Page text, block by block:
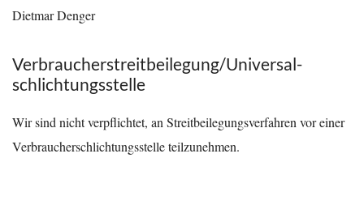
Dietmar Denger
Verbraucher­streit­beilegung/Universal­
schlichtungs­stelle
Wir sind nicht verpflichtet, an Streitbeilegungsverfahren vor einer
Verbraucherschlichtungsstelle teilzunehmen.